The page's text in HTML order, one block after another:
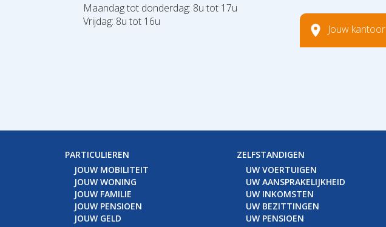
Maandag tot donderdag: 8u tot 17u
Vrijdag: 8u tot 16u
Jouw kantoor
PARTICULIEREN
JOUW MOBILITEIT
JOUW WONING
JOUW FAMILIE
JOUW PENSIOEN
JOUW GELD
ZELFSTANDIGEN
UW VOERTUIGEN
UW AANSPRAKELIJKHEID
UW INKOMSTEN
UW BEZITTINGEN
UW PENSIOEN